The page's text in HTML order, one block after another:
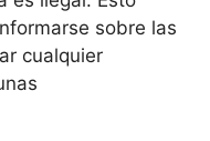
sobre las
cualquier